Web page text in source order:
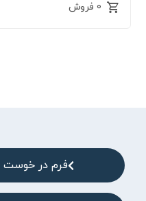
0 فروش
فرم در